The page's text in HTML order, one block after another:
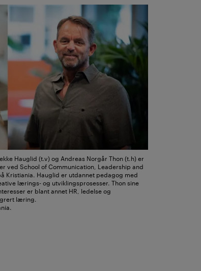
Hauglid (t.v) og Andreas Norgår Thon (t.h) er
ved School of Communication, Leadership and
Kristiania. Hauglid er utdannet pedagog med
lærings- og utviklingsprosesser. Thon sine
er blant annet HR, ledelse og
læring.